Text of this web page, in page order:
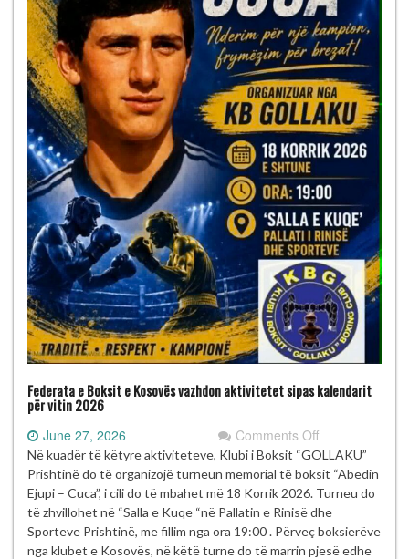
Federata e Boksit e Kosovës vazhdon aktivitetet sipas kalendarit
për vitin 2026
June 27, 2026 Comments Offon
Federata
e
Boksit
e
Kosovës
vazhdon
Në kuadër të këtyre aktiviteteve, Klubi i Boksit “GOLLAKU”
Prishtinë do të organizojë turneun memorial të boksit “Abedin
Ejupi – Cuca”, i cili do të mbahet më 18 Korrik 2026. Turneu do
të zhvillohet në “Salla e Kuqe “në Pallatin e Rinisë dhe
Sporteve Prishtinë, me fillim nga ora 19:00 . Përveç boksierëve
nga klubet e Kosovës, në këtë turne do të marrin pjesë edhe